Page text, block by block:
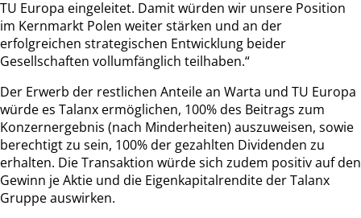
TU Europa eingeleitet. Damit würden wir unsere Position
im Kernmarkt Polen weiter stärken und an der
erfolgreichen strategischen Entwicklung beider
Gesellschaften vollumfänglich teilhaben.“
Der Erwerb der restlichen Anteile an Warta und TU Europa
würde es Talanx ermöglichen, 100% des Beitrags zum
Konzernergebnis (nach Minderheiten) auszuweisen, sowie
berechtigt zu sein, 100% der gezahlten Dividenden zu
erhalten. Die Transaktion würde sich zudem positiv auf den
Gewinn je Aktie und die Eigenkapitalrendite der Talanx
Gruppe auswirken.